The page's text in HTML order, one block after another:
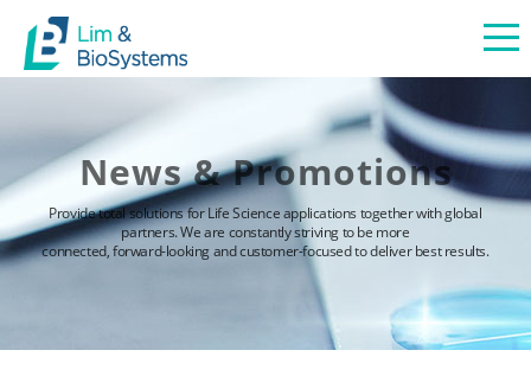
News & Promotions
Provide total solutions for Life Science applications together with global
partners. We are constantly striving to be more
connected, forward-looking and customer-focused to deliver best results.